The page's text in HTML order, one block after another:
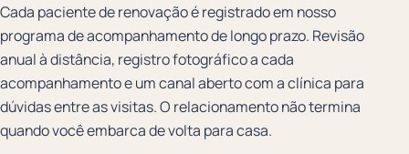
Cada paciente de renovação é registrado em nosso
programa de acompanhamento de longo prazo. Revisão
anual à distância, registro fotográfico a cada
acompanhamento e um canal aberto com a clínica para
dúvidas entre as visitas. O relacionamento não termina
quando você embarca de volta para casa.